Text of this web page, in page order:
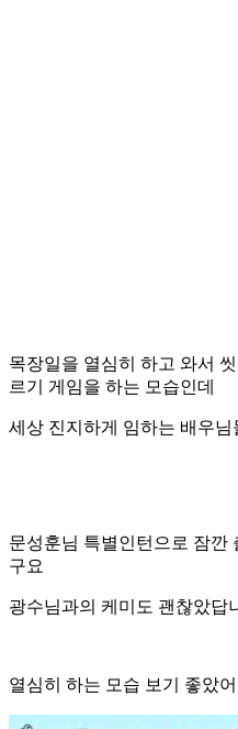
목장일을 열심히 하고 와서
르기 게임을 하는 모습인데
세상 진지하게 임하는 배우님
문성훈님 특별인턴으로 잠깐
구요
광수님과의 케미도 괜찮았답
열심히 하는 모습 보기 좋았